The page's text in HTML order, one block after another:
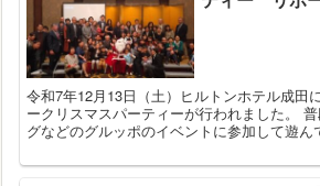
令和7年12月13日（土）ヒルトンホテル成田
ークリスマスパーティーが行われました。
グなどのグルッポのイベントに参加して遊ん